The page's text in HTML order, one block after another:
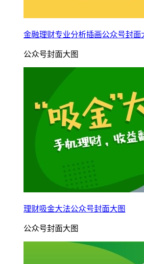
金融理财专业分析插画公众号封面
公众号封面大图
理财吸金大法公众号封面大图
公众号封面大图